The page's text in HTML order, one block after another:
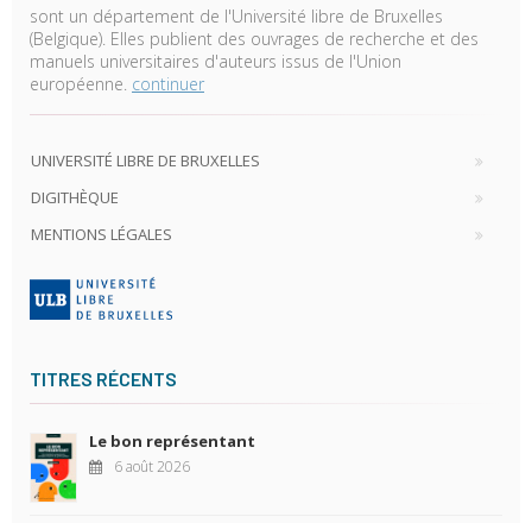
sont un département de l'Université libre de Bruxelles
(Belgique). Elles publient des ouvrages de recherche et des
manuels universitaires d'auteurs issus de l'Union
européenne. continuer
UNIVERSITÉ LIBRE DE BRUXELLES
DIGITHÈQUE
MENTIONS LÉGALES
TITRES RÉCENTS
Le bon représentant
6 août 2026